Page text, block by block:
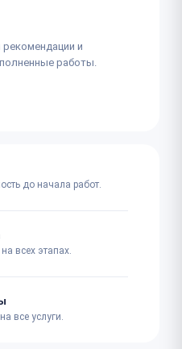
и
работы.
до начала работ.
всех этапах.
все услуги.